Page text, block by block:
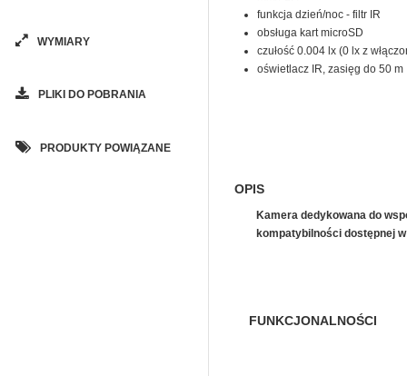
WYMIARY
PLIKI DO POBRANIA
PRODUKTY POWIĄZANE
funkcja dzień/noc - filtr IR
obsługa kart microSD
czułość 0.004 lx (0 lx z
oświetlacz IR, zasięg do 50 m
OPIS
Kamera dedykowana do
kompatybilności dostępnej w
FUNKCJONALNOŚCI